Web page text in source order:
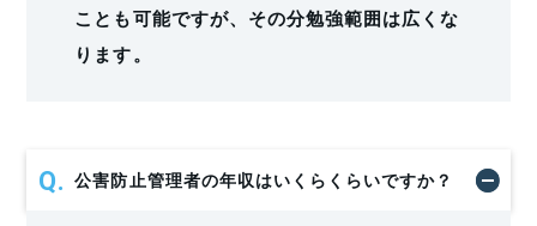
ことも可能ですが、その分勉強範囲は広くな
ります。
公害防止管理者の年収はいくらくらいですか？